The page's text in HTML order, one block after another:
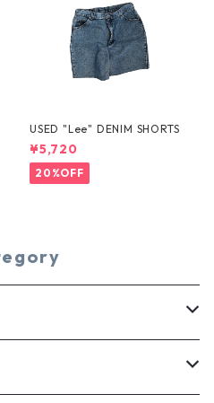
USED "Lee" DENIM SHORTS
¥5,720
20%OFF